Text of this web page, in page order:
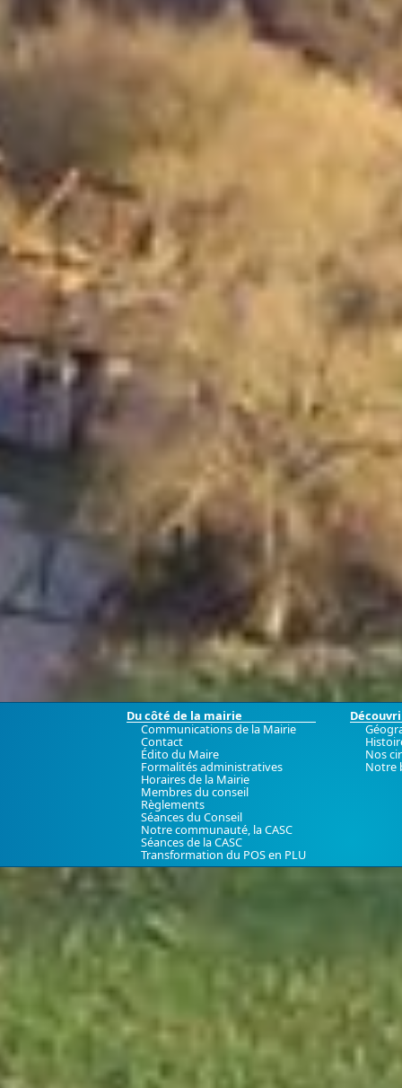
Du côté de la mairie
Communications de la Mairie
Contact
Édito du Maire
Formalités administratives
Horaires de la Mairie
Membres du conseil
Règlements
Séances du Conseil
Notre communauté, la CASC
Séances de la CASC
Transformation du POS en PLU
Nos
Notre